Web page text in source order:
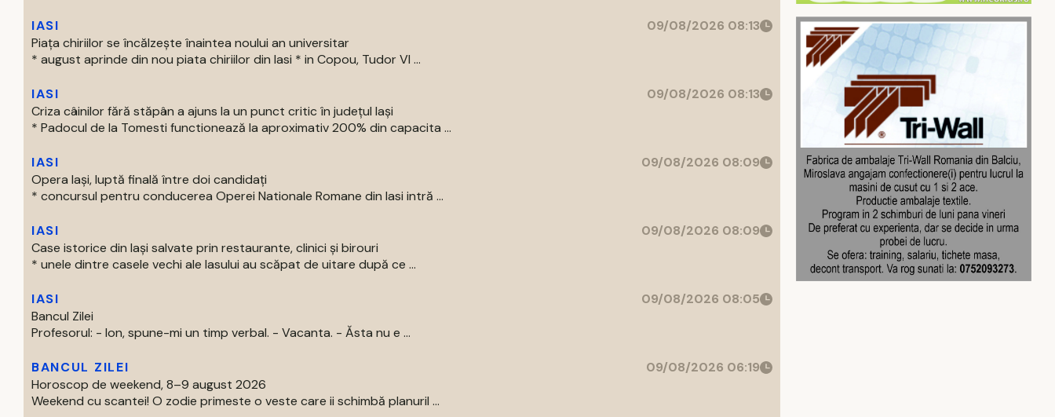
IASI
09/08/2026 08:13
Piața chiriilor se încălzește înaintea noului an universitar
* august aprinde din nou piata chiriilor din Iasi * in Copou, Tudor Vl ...
IASI
09/08/2026 08:13
Criza câinilor fără stăpân a ajuns la un punct critic în județul Iași
* Padocul de la Tomesti functionează la aproximativ 200% din capacita ...
IASI
09/08/2026 08:09
Opera Iași, luptă finală între doi candidați
* concursul pentru conducerea Operei Nationale Romane din Iasi intră ...
IASI
09/08/2026 08:09
Case istorice din Iași salvate prin restaurante, clinici și birouri
* unele dintre casele vechi ale Iasului au scăpat de uitare după ce ...
IASI
09/08/2026 08:05
Bancul Zilei
Profesorul: - Ion, spune-mi un timp verbal. - Vacanta. - Ăsta nu e ...
BANCUL ZILEI
09/08/2026 06:19
Horoscop de weekend, 8–9 august 2026
Weekend cu scantei! O zodie primeste o veste care ii schimbă planuril ...